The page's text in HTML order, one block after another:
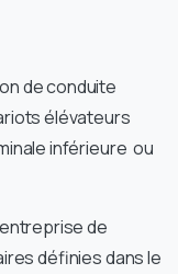
de conduite
élévateurs
inférieure ou
de
définies dans le